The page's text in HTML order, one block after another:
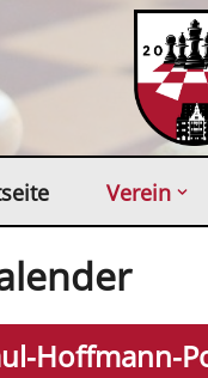
Verein
Hoffmann-